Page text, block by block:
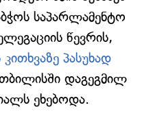
საპარლამენტო
წევრის,
პასუხად
დაგეგმილ
ეხებოდა.